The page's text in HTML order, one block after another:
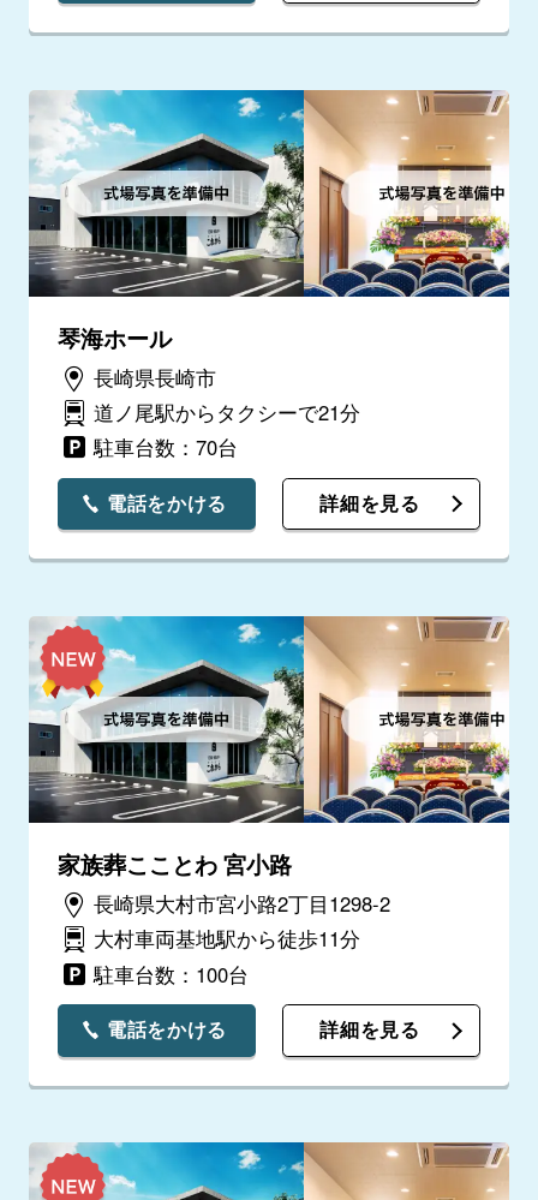
琴海ホール
長崎県長崎市
道ノ尾駅からタクシーで21分
駐車台数：70台
電話をかける 詳細を見る
家族葬こことわ 宮小路
長崎県大村市宮小路2丁目1298-2
大村車両基地駅から徒歩11分
駐車台数：100台
電話をかける 詳細を見る